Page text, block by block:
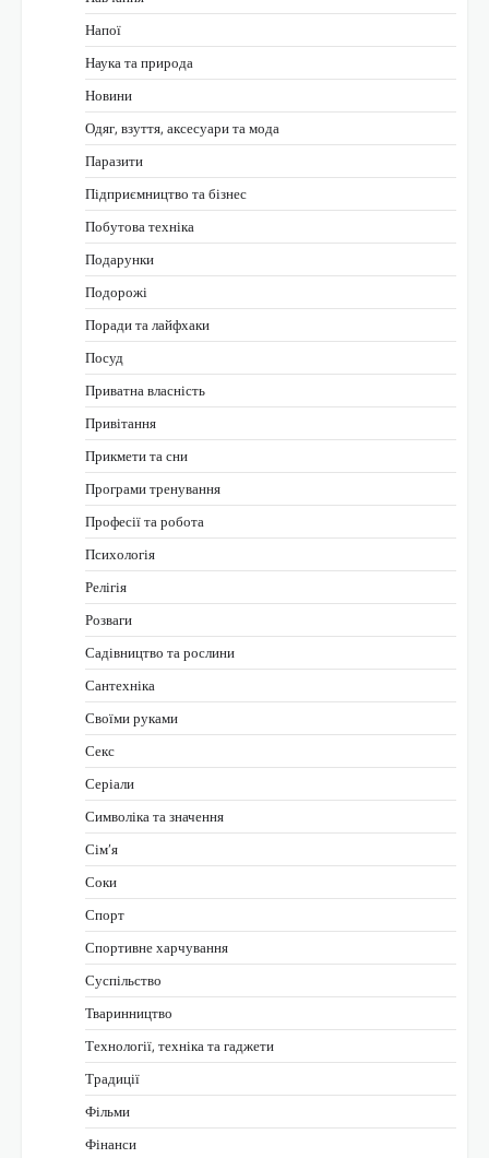
Напої
Наука та природа
Новини
Одяг, взуття, аксесуари та мода
Паразити
Підприємництво та бізнес
Побутова техніка
Подарунки
Подорожі
Поради та лайфхаки
Посуд
Приватна власність
Привітання
Прикмети та сни
Програми тренування
Професії та робота
Психологія
Релігія
Розваги
Садівництво та рослини
Сантехніка
Своїми руками
Секс
Серіали
Символіка та значення
Сім’я
Соки
Спорт
Спортивне харчування
Суспільство
Тваринництво
Технології, техніка та гаджети
Традиції
Фільми
Фінанси